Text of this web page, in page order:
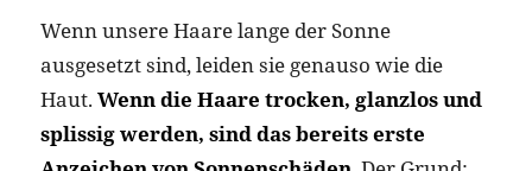
Wenn unsere Haare lange der Sonne
ausgesetzt sind, leiden sie genauso wie die
Haut. Wenn die Haare trocken, glanzlos und
splissig werden, sind das bereits erste